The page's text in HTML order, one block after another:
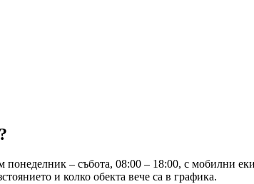
?
– събота, 08:00 – 18:00, с мобилни
и колко обекта вече са в графика.